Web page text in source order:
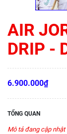
AIR
DRIP -
6.900.000₫
TỔNG QUAN
Mô tả đang cập nhật